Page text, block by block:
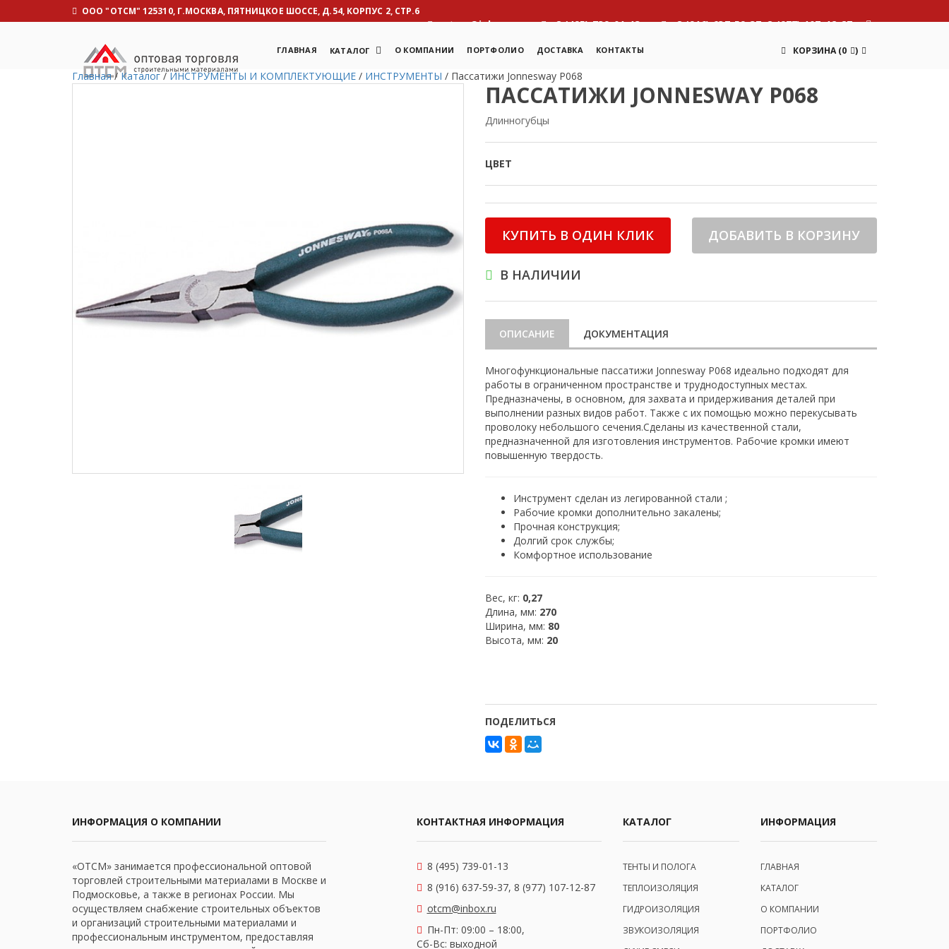
OOO "ОТСМ" 125310, Г.МОСКВА, ПЯТНИЦКОЕ ШОССЕ, Д.54, КОРПУС 2, СТР.6
otcm@inbox.ru 8 (495) 739-01-13 8 (916) 637-59-37, 8 (977) 107-12-87
ГЛАВНАЯ КАТАЛОГ О КОМПАНИИ ПОРТФОЛИО ДОСТАВКА КОНТАКТЫ КОРЗИНА (0 )
Главная /Каталог /ИНСТРУМЕНТЫ И КОМПЛЕКТУЮЩИЕ / ИНСТРУМЕНТЫ / Пассатижи Jonnesway P068
ПАССАТИЖИ JONNESWAY P068
Длинногубцы
ЦВЕТ
КУПИТЬ В ОДИН КЛИК ДОБАВИТЬ В КОРЗИНУ
В НАЛИЧИИ
ОПИСАНИЕ ДОКУМЕНТАЦИЯ
Многофункциональные пассатижи Jonnesway P068 идеально подходят для
работы в ограниченном пространстве и труднодоступных местах.
Предназначены, в основном, для захвата и придерживания деталей при
выполнении разных видов работ. Также с их помощью можно перекусывать
проволоку небольшого сечения.Сделаны из качественной стали,
предназначенной для изготовления инструментов. Рабочие кромки имеют
повышенную твердость.
Инструмент сделан из легированной стали ;
Рабочие кромки дополнительно закалены;
Прочная конструкция;
Долгий срок службы;
Комфортное использование
Вес, кг: 0,27
Длина, мм: 270
Ширина, мм: 80
Высота, мм: 20
ПОДЕЛИТЬСЯ
ИНФОРМАЦИЯ О КОМПАНИИ
«ОТСМ» занимается профессиональной оптовой
торговлей строительными материалами в Москве и
Подмосковье, а также в регионах России. Мы
осуществляем снабжение строительных объектов
и организаций строительными материалами и
профессиональным инструментом, предоставляя
КОНТАКТНАЯ ИНФОРМАЦИЯ
8 (495) 739-01-13
8 (916) 637-59-37, 8 (977) 107-12-87
otcm@inbox.ru
Пн-Пт: 09:00 – 18:00,
Сб-Вс: выходной
КАТАЛОГ
ТЕНТЫ И ПОЛОГА
ТЕПЛОИЗОЛЯЦИЯ
ГИДРОИЗОЛЯЦИЯ
ЗВУКОИЗОЛЯЦИЯ
ИНФОРМАЦИЯ
ГЛАВНАЯ
КАТАЛОГ
О КОМПАНИИ
ПОРТФОЛИО